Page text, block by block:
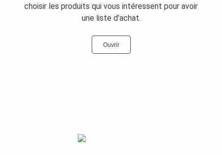
choisir les produits qui vous intéressent pour avoir
une liste d’achat.
Ouvrir